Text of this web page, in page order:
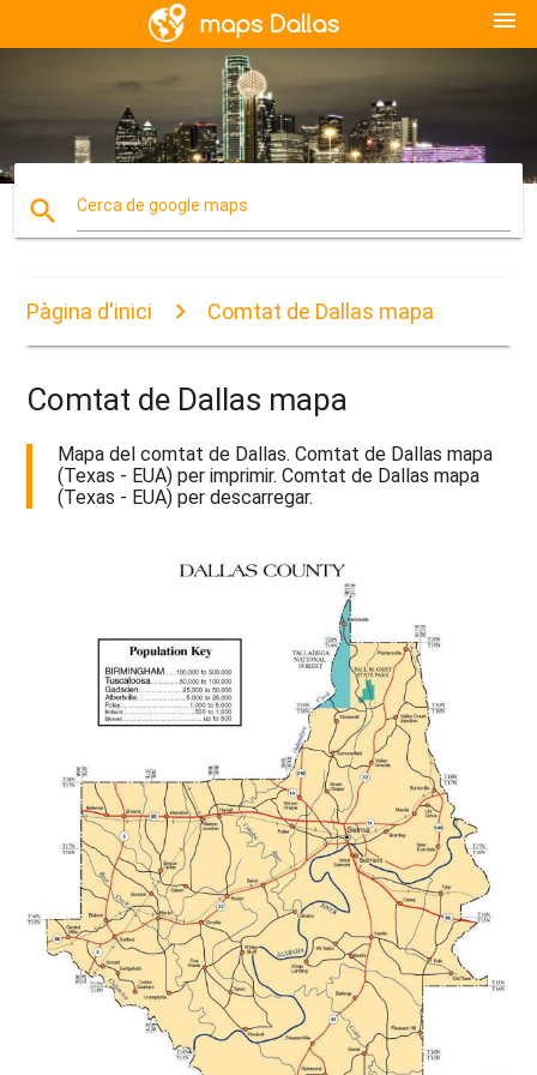
menu
search Cerca de google maps
Pàgina d'inici Comtat de Dallas mapa
Comtat de Dallas mapa
Mapa del comtat de Dallas. Comtat de Dallas mapa
(Texas - EUA) per imprimir. Comtat de Dallas mapa
(Texas - EUA) per descarregar.